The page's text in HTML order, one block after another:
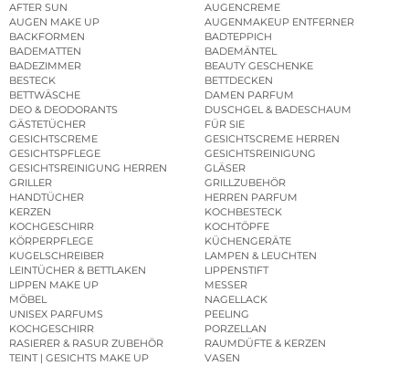
AFTER SUN
AUGENCREME
AUGEN MAKE UP
AUGENMAKEUP ENTFERNER
BACKFORMEN
BADTEPPICH
BADEMATTEN
BADEMÄNTEL
BADEZIMMER
BEAUTY GESCHENKE
BESTECK
BETTDECKEN
BETTWÄSCHE
DAMEN PARFUM
DEO & DEODORANTS
DUSCHGEL & BADESCHAUM
GÄSTETÜCHER
FÜR SIE
GESICHTSCREME
GESICHTSCREME HERREN
GESICHTSPFLEGE
GESICHTSREINIGUNG
GESICHTSREINIGUNG HERREN
GLÄSER
GRILLER
GRILLZUBEHÖR
HANDTÜCHER
HERREN PARFUM
KERZEN
KOCHBESTECK
KOCHGESCHIRR
KOCHTÖPFE
KÖRPERPFLEGE
KÜCHENGERÄTE
KUGELSCHREIBER
LAMPEN & LEUCHTEN
LEINTÜCHER & BETTLAKEN
LIPPENSTIFT
LIPPEN MAKE UP
MESSER
MÖBEL
NAGELLACK
UNISEX PARFUMS
PEELING
KOCHGESCHIRR
PORZELLAN
RASIERER & RASUR ZUBEHÖR
RAUMDÜFTE & KERZEN
TEINT | GESICHTS MAKE UP
VASEN